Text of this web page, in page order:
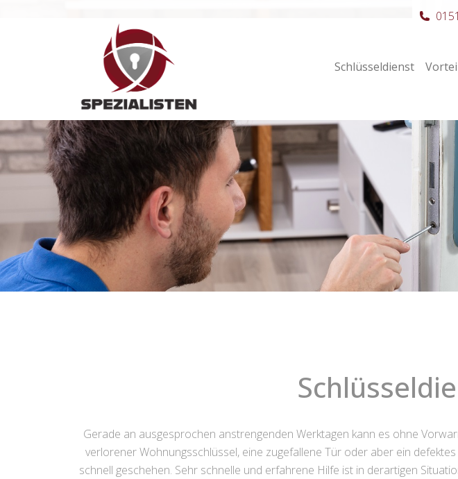
Hauptnavigation Schlüsseldienst
Gerade an ausgesprochen anstrengenden Werktagen kann es ohne
verlorener Wohnungsschlüssel, eine zugefallene Tür oder aber ein
schnell geschehen. Sehr schnelle und erfahrene Hilfe ist in derartigen